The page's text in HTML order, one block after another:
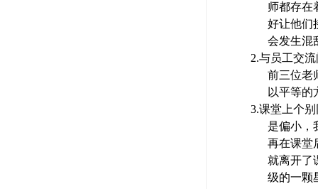
师都存在
好让他们
会发生混
2.与员工交
前三位老
以平等的
3.课堂上个
是偏小，
再在课堂
就离开了
级的一颗